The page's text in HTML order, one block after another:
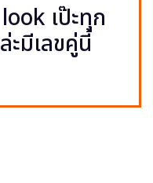
เป๊ะทุก
มีเลขคู่นี้